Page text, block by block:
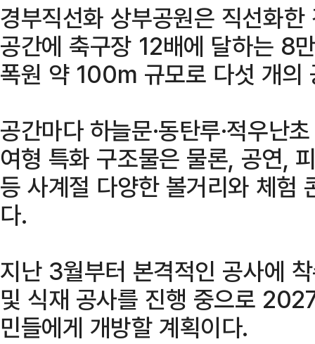
경부직선화 상부공원은 직선화
공간에 축구장 12배에 달하는
폭원 약 100m 규모로 다섯 개의
공간마다 하늘문·동탄루·적우난
여형 특화 구조물은 물론, 공연,
등 사계절 다양한 볼거리와 체험
다.
지난 3월부터 본격적인 공사에
및 식재 공사를 진행 중으로
민들에게 개방할 계획이다.